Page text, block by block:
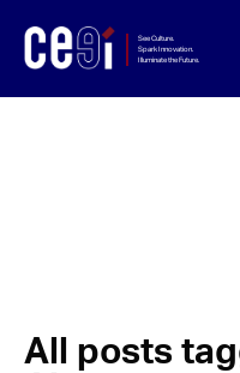
All posts